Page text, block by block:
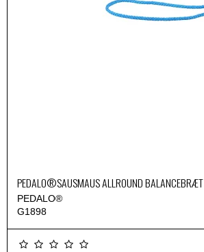
PEDALO®SAUSMAUS ALLROUND BALANCEBRÆT
PEDALO®
G1898